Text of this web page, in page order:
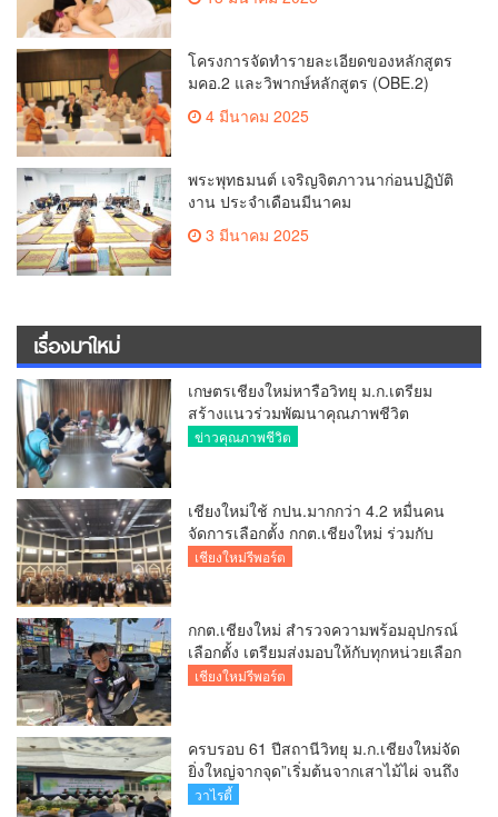
โครงการจัดทำรายละเอียดของหลักสูตร
มคอ.2 และวิพากษ์หลักสูตร (OBE.2)
4 มีนาคม 2025
พระพุทธมนต์ เจริญจิตภาวนาก่อนปฏิบัติ
งาน ประจำเดือนมีนาคม
3 มีนาคม 2025
เรื่องมาใหม่
เกษตรเชียงใหม่หารือวิทยุ ม.ก.เตรียม
สร้างแนวร่วมพัฒนาคุณภาพชีวิต
เกษตรกร สื่อสารข้อมูลถูกต้องขับเคลื่อน
ข่าวคุณภาพชีวิต
เชียงใหม่ใช้ กปน.มากกว่า 4.2 หมื่นคน
จัดการเลือกตั้ง กกต.เชียงใหม่ ร่วมกับ
นายอำเภอหางดง ตรวจความเรียบร้อย
เชียงใหม่รีพอร์ต
กกต.เชียงใหม่ สำรวจความพร้อมอุปกรณ์
เลือกตั้ง เตรียมส่งมอบให้กับทุกหน่วยเลือก
ตั้งในวันพรุ่งนี้
เชียงใหม่รีพอร์ต
ครบรอบ 61 ปีสถานีวิทยุ ม.ก.เชียงใหม่จัด
ยิ่งใหญ่จากจุด”เริ่มต้นจากเสาไม้ไผ่ จนถึง
วันที่มี KURplus ในวันนี้”
วาไรตี้